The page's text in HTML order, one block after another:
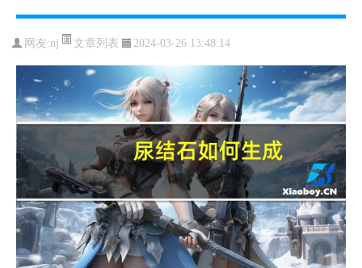
网友:nj 文章列表 2024-03-26 13:48:14